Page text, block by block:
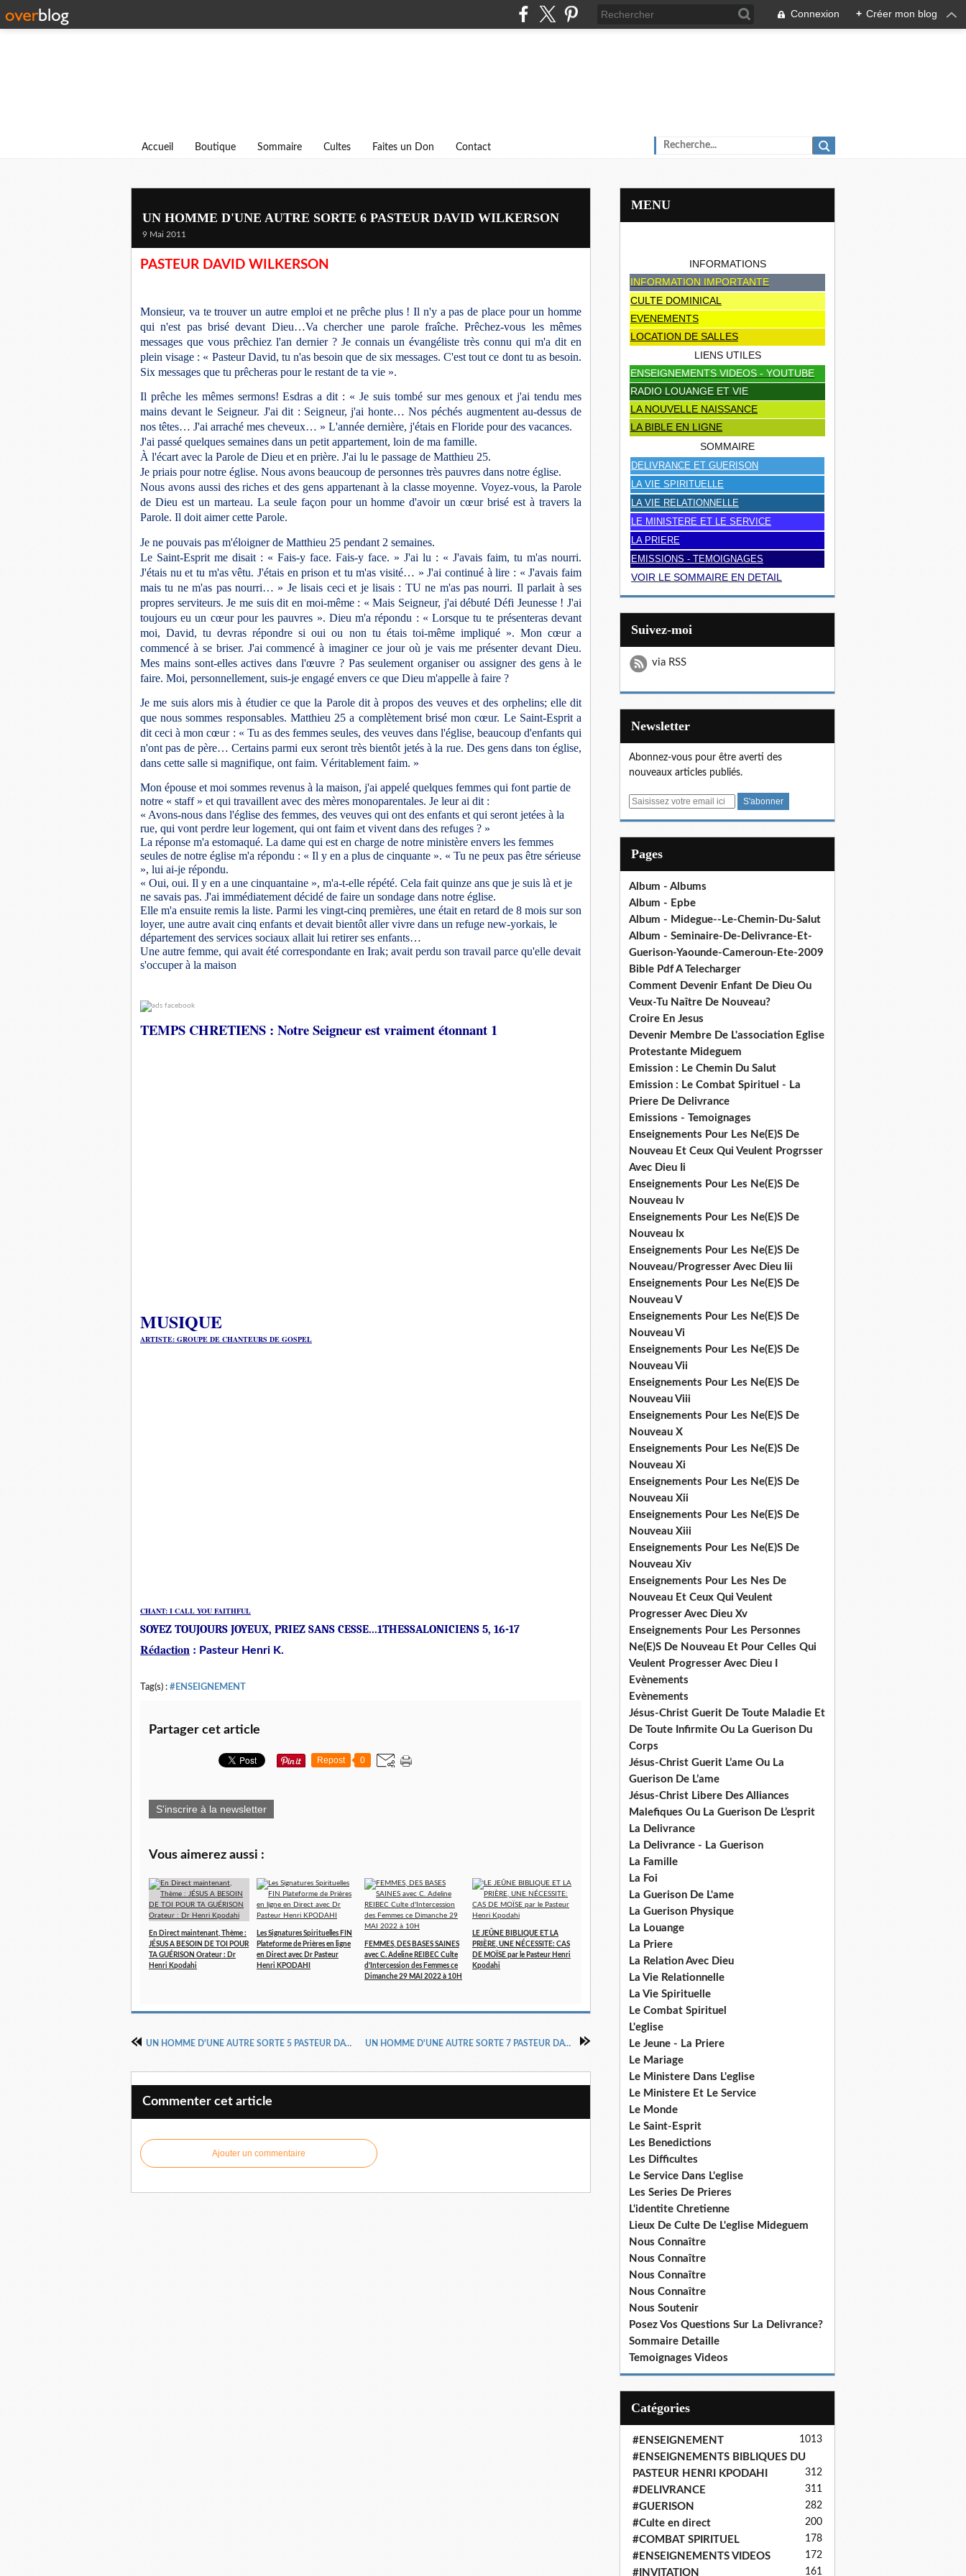
Connexion + Créer mon blog
Accueil Boutique Sommaire Cultes Faites un Don Contact
UN HOMME D'UNE AUTRE SORTE 6 PASTEUR DAVID WILKERSON
9 Mai 2011
PASTEUR DAVID WILKERSON
Monsieur, va te trouver un autre emploi et ne prêche plus ! Il n'y a pas de place pour un homme
qui n'est pas brisé devant Dieu…Va chercher une parole fraîche. Prêchez-vous les mêmes
messages que vous prêchiez l'an dernier ? Je connais un évangéliste très connu qui m'a dit en
plein visage : « Pasteur David, tu n'as besoin que de six messages. C'est tout ce dont tu as besoin.
Six messages que tu prêcheras pour le restant de ta vie ».
Il prêche les mêmes sermons! Esdras a dit : « Je suis tombé sur mes genoux et j'ai tendu mes
mains devant le Seigneur. J'ai dit : Seigneur, j'ai honte… Nos péchés augmentent au-dessus de
nos têtes… J'ai arraché mes cheveux… » L'année dernière, j'étais en Floride pour des vacances.
J'ai passé quelques semaines dans un petit appartement, loin de ma famille.
À l'écart avec la Parole de Dieu et en prière. J'ai lu le passage de Matthieu 25.
Je priais pour notre église. Nous avons beaucoup de personnes très pauvres dans notre église.
Nous avons aussi des riches et des gens appartenant à la classe moyenne. Voyez-vous, la Parole
de Dieu est un marteau. La seule façon pour un homme d'avoir un cœur brisé est à travers la
Parole. Il doit aimer cette Parole.
Je ne pouvais pas m'éloigner de Matthieu 25 pendant 2 semaines.
Le Saint-Esprit me disait : « Fais-y face. Fais-y face. » J'ai lu : « J'avais faim, tu m'as nourri.
J'étais nu et tu m'as vêtu. J'étais en prison et tu m'as visité… » J'ai continué à lire : « J'avais faim
mais tu ne m'as pas nourri… » Je lisais ceci et je lisais : TU ne m'as pas nourri. Il parlait à ses
propres serviteurs. Je me suis dit en moi-même : « Mais Seigneur, j'ai débuté Défi Jeunesse ! J'ai
toujours eu un cœur pour les pauvres ». Dieu m'a répondu : « Lorsque tu te présenteras devant
moi, David, tu devras répondre si oui ou non tu étais toi-même impliqué ». Mon cœur a
commencé à se briser. J'ai commencé à imaginer ce jour où je vais me présenter devant Dieu.
Mes mains sont-elles actives dans l'œuvre ? Pas seulement organiser ou assigner des gens à le
faire. Moi, personnellement, suis-je engagé envers ce que Dieu m'appelle à faire ?
Je me suis alors mis à étudier ce que la Parole dit à propos des veuves et des orphelins; elle dit
que nous sommes responsables. Matthieu 25 a complètement brisé mon cœur. Le Saint-Esprit a
dit ceci à mon cœur : « Tu as des femmes seules, des veuves dans l'église, beaucoup d'enfants qui
n'ont pas de père… Certains parmi eux seront très bientôt jetés à la rue. Des gens dans ton église,
dans cette salle si magnifique, ont faim. Véritablement faim. »
Mon épouse et moi sommes revenus à la maison, j'ai appelé quelques femmes qui font partie de
notre « staff » et qui travaillent avec des mères monoparentales. Je leur ai dit :
« Avons-nous dans l'église des femmes, des veuves qui ont des enfants et qui seront jetées à la
rue, qui vont perdre leur logement, qui ont faim et vivent dans des refuges ? »
La réponse m'a estomaqué. La dame qui est en charge de notre ministère envers les femmes
seules de notre église m'a répondu : « Il y en a plus de cinquante ». « Tu ne peux pas être sérieuse
», lui ai-je répondu.
« Oui, oui. Il y en a une cinquantaine », m'a-t-elle répété. Cela fait quinze ans que je suis là et je
ne savais pas. J'ai immédiatement décidé de faire un sondage dans notre église.
Elle m'a ensuite remis la liste. Parmi les vingt-cinq premières, une était en retard de 8 mois sur son
loyer, une autre avait cinq enfants et devait bientôt aller vivre dans un refuge new-yorkais, le
département des services sociaux allait lui retirer ses enfants…
Une autre femme, qui avait été correspondante en Irak; avait perdu son travail parce qu'elle devait
s'occuper à la maison
TEMPS CHRETIENS : Notre Seigneur est vraiment étonnant 1
MUSIQUE
ARTISTE: GROUPE DE CHANTEURS DE GOSPEL
CHANT: I CALL YOU FAITHFUL
SOYEZ TOUJOURS JOYEUX, PRIEZ SANS CESSE...1THESSALONICIENS 5, 16-17
Rédaction : Pasteur Henri K.
Tag(s) : #ENSEIGNEMENT
Partager cet article
Repost 0
S'inscrire à la newsletter
Vous aimerez aussi :
En Direct maintenant, Thème :
JÉSUS A BESOIN DE TOI POUR
TA GUÉRISON Orateur : Dr
Henri Kpodahi
Les Signatures Spirituelles FIN
Plateforme de Prières en ligne
en Direct avec Dr Pasteur
Henri KPODAHI
FEMMES, DES BASES SAINES
avec C. Adeline REIBEC Culte
d'Intercession des Femmes ce
Dimanche 29 MAI 2022 à 10H
LE JEÛNE BIBLIQUE ET LA
PRIÈRE, UNE NÉCESSITE: CAS
DE MOÏSE par le Pasteur Henri
Kpodahi
UN HOMME D'UNE AUTRE SORTE 5 PASTEUR DAVID WILKERSON UN HOMME D'UNE AUTRE SORTE 7 PASTEUR DAVID WILKERSON
Commenter cet article
Ajouter un commentaire
MENU
INFORMATIONS
INFORMATION IMPORTANTE
CULTE DOMINICAL
EVENEMENTS
LOCATION DE SALLES
LIENS UTILES
ENSEIGNEMENTS VIDEOS - YOUTUBE
RADIO LOUANGE ET VIE
LA NOUVELLE NAISSANCE
LA BIBLE EN LIGNE
SOMMAIRE
DELIVRANCE ET GUERISON
LA VIE SPIRITUELLE
LA VIE RELATIONNELLE
LE MINISTERE ET LE SERVICE
LA PRIERE
EMISSIONS - TEMOIGNAGES
VOIR LE SOMMAIRE EN DETAIL
Suivez-moi
via RSS
Newsletter
Abonnez-vous pour être averti des
nouveaux articles publiés.
E
Pages
Album - Albums
Album - Epbe
Album - Midegue--Le-Chemin-Du-Salut
Album - Seminaire-De-Delivrance-Et-
Guerison-Yaounde-Cameroun-Ete-2009
Bible Pdf A Telecharger
Comment Devenir Enfant De Dieu Ou
Veux-Tu Naître De Nouveau?
Croire En Jesus
Devenir Membre De L'association Eglise
Protestante Mideguem
Emission : Le Chemin Du Salut
Emission : Le Combat Spirituel - La
Priere De Delivrance
Emissions - Temoignages
Enseignements Pour Les Ne(E)S De
Nouveau Et Ceux Qui Veulent Progrsser
Avec Dieu Ii
Enseignements Pour Les Ne(E)S De
Nouveau Iv
Enseignements Pour Les Ne(E)S De
Nouveau Ix
Enseignements Pour Les Ne(E)S De
Nouveau/Progresser Avec Dieu Iii
Enseignements Pour Les Ne(E)S De
Nouveau V
Enseignements Pour Les Ne(E)S De
Nouveau Vi
Enseignements Pour Les Ne(E)S De
Nouveau Vii
Enseignements Pour Les Ne(E)S De
Nouveau Viii
Enseignements Pour Les Ne(E)S De
Nouveau X
Enseignements Pour Les Ne(E)S De
Nouveau Xi
Enseignements Pour Les Ne(E)S De
Nouveau Xii
Enseignements Pour Les Ne(E)S De
Nouveau Xiii
Enseignements Pour Les Ne(E)S De
Nouveau Xiv
Enseignements Pour Les Nes De
Nouveau Et Ceux Qui Veulent
Progresser Avec Dieu Xv
Enseignements Pour Les Personnes
Ne(E)S De Nouveau Et Pour Celles Qui
Veulent Progresser Avec Dieu I
Evènements
Evènements
Jésus-Christ Guerit De Toute Maladie Et
De Toute Infirmite Ou La Guerison Du
Corps
Jésus-Christ Guerit L’ame Ou La
Guerison De L’ame
Jésus-Christ Libere Des Alliances
Malefiques Ou La Guerison De L’esprit
La Delivrance
La Delivrance - La Guerison
La Famille
La Foi
La Guerison De L'ame
La Guerison Physique
La Louange
La Priere
La Relation Avec Dieu
La Vie Relationnelle
La Vie Spirituelle
Le Combat Spirituel
L'eglise
Le Jeune - La Priere
Le Mariage
Le Ministere Dans L'eglise
Le Ministere Et Le Service
Le Monde
Le Saint-Esprit
Les Benedictions
Les Difficultes
Le Service Dans L'eglise
Les Series De Prieres
L'identite Chretienne
Lieux De Culte De L'eglise Mideguem
Nous Connaître
Nous Connaître
Nous Connaître
Nous Connaître
Nous Soutenir
Posez Vos Questions Sur La Delivrance?
Sommaire Detaille
Temoignages Videos
Catégories
#ENSEIGNEMENT 1013
#ENSEIGNEMENTS BIBLIQUES DU
PASTEUR HENRI KPODAHI
312
#DELIVRANCE 311
#GUERISON 282
#Culte en direct 200
#COMBAT SPIRITUEL 178
#ENSEIGNEMENTS VIDEOS 172
#INVITATION 161